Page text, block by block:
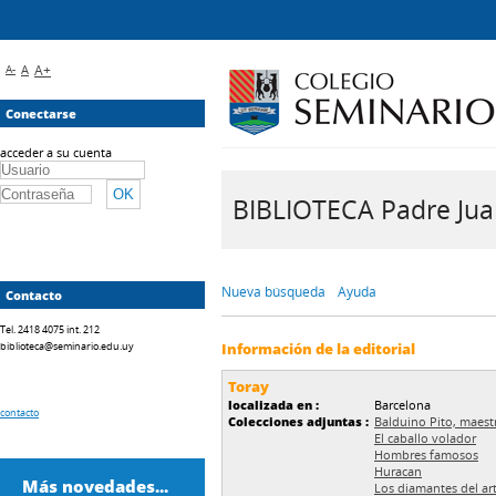
BIBLIOTECA Padre
Nueva búsqueda Ayuda
Información de la editorial
Toray
localizada en :
Barcelona
Colecciones adjuntas : Balduino Pito,
El caballo volador
Hombres famosos
Huracan
Los diamantes del
A- A A+
Conectarse
acceder a su cuenta
Contacto
Tel. 2418 4075 int. 212
biblioteca@seminario.edu.uy
contacto
Más novedades...